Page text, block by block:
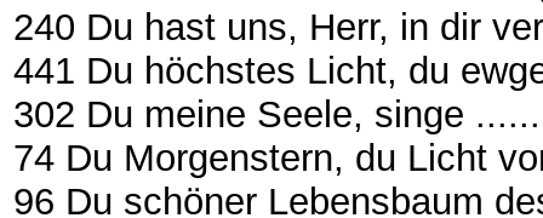
240 Du hast uns, Herr, in dir
441 Du höchstes Licht, du
302 Du meine Seele, singe
74 Du Morgenstern, du Licht
96 Du schöner Lebensbaum